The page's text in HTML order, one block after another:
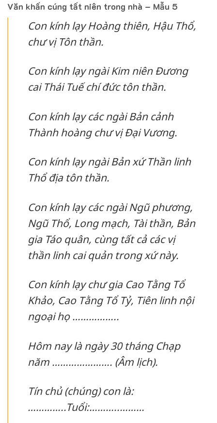
Văn khấn cúng tất niên trong nhà – Mẫu 5
Con kính lạy Hoàng thiên, Hậu Thổ,
chư vị Tôn thần.
Con kính lạy ngài Kim niên Đương
cai Thái Tuế chí đức tôn thần.
Con kính lạy các ngài Bản cảnh
Thành hoàng chư vị Đại Vương.
Con kính lạy ngài Bản xứ Thần linh
Thổ địa tôn thần.
Con kính lạy các ngài Ngũ phương,
Ngũ Thổ, Long mạch, Tài thần, Bản
gia Táo quân, cùng tất cả các vị
thần linh cai quản trong xứ này.
Con kính lạy chư gia Cao Tằng Tổ
Khảo, Cao Tằng Tổ Tỷ, Tiên linh nội
ngoại họ ……………..
Hôm nay là ngày 30 tháng Chạp
năm …………………. (Âm lịch).
Tín chủ (chúng) con là:
…………..Tuổi:………..………